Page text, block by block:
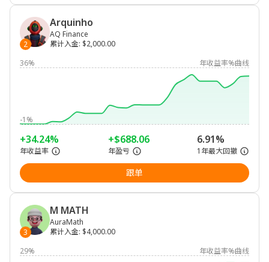
2
Arquinho
AQ Finance
累计入金: $2,000.00
36%
年收益率%曲线
-1%
+34.24%
年收益率
+$688.06
年盈亏
6.91%
1年最大回撤
跟单
3
M MATH
AuraMath
累计入金: $4,000.00
29%
年收益率%曲线